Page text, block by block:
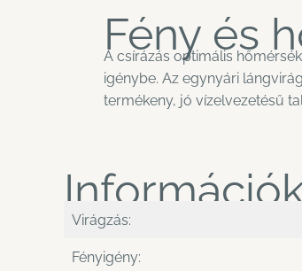
Fény és
A csírázás optimális
igénybe. Az egynyári
termékeny, jó vízelvezetésű
Virágzás:
Fényigény: